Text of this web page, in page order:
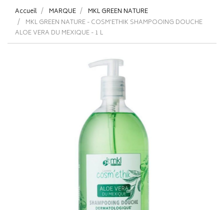
Accueil MARQUE
MKL GREEN NATURE
MKL GREEN NATURE - COSM'ETHIK SHAMPOOING DOUCHE
ALOE VERA DU MEXIQUE - 1 L